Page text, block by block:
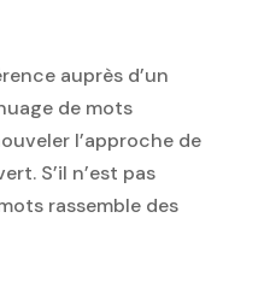
auprès d’un
de mots
l’approche de
S’il n’est pas
rassemble des